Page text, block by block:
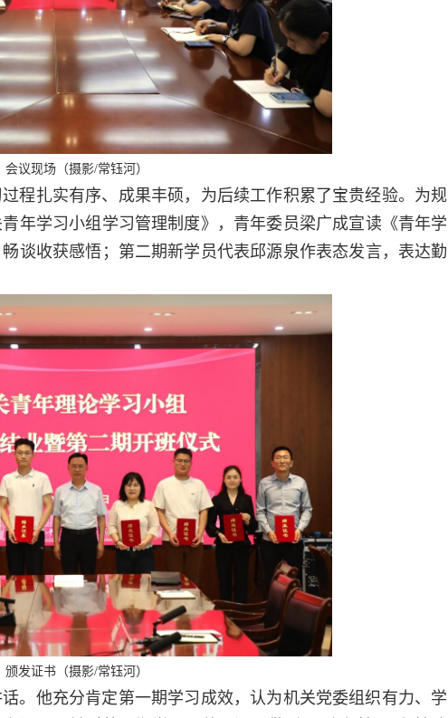
会议现场（摄影/常钰河）
程扎实有序、成果丰硕，为后续工作积累了宝贵经验。为
年学习小组学习管理制度》，青年委员梁广成宣读《青年
谈收获感悟；第二期新学员代表邱源泉作表态发言，表达勤
颁发证书（摄影/常钰河）
。他充分肯定第一期学习成效，认为机关党委组织有力、